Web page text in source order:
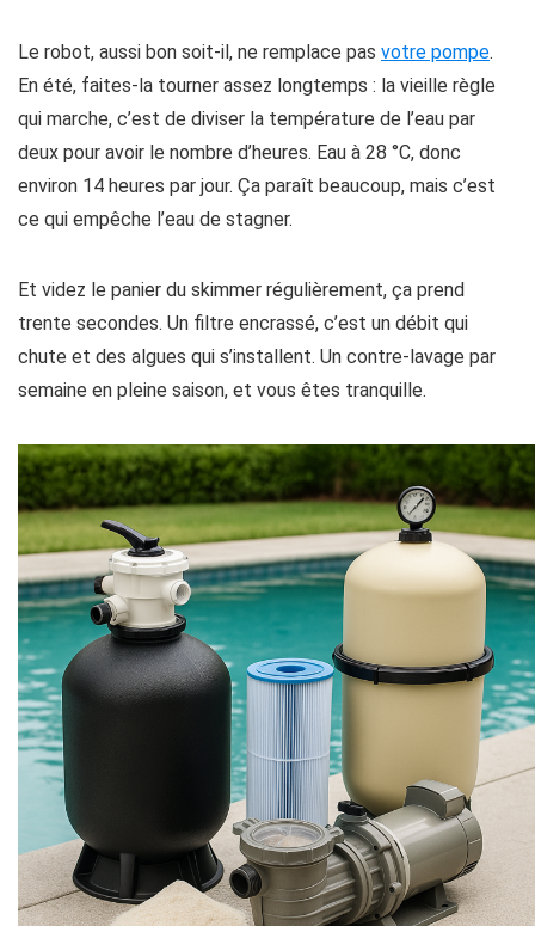
Le robot, aussi bon soit-il, ne remplace pas votre pompe.
En été, faites-la tourner assez longtemps : la vieille règle
qui marche, c’est de diviser la température de l’eau par
deux pour avoir le nombre d’heures. Eau à 28 °C, donc
environ 14 heures par jour. Ça paraît beaucoup, mais c’est
ce qui empêche l’eau de stagner.
Et videz le panier du skimmer régulièrement, ça prend
trente secondes. Un filtre encrassé, c’est un débit qui
chute et des algues qui s’installent. Un contre-lavage par
semaine en pleine saison, et vous êtes tranquille.